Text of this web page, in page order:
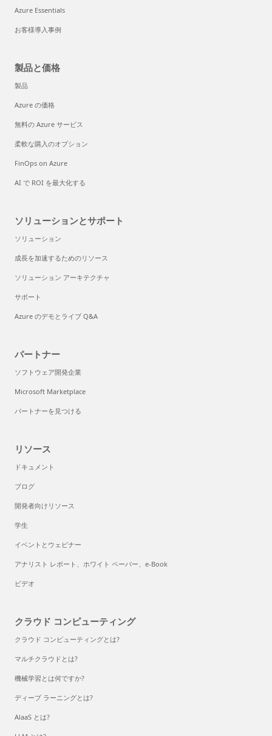
Azure Essentials
お客様導入事例
製品と価格
製品
Azure の価格
無料の Azure サービス
柔軟な購入のオプション
FinOps on Azure
AI で ROI を最大化する
ソリューションとサポート
ソリューション
成長を加速するためのリソース
ソリューション アーキテクチャ
サポート
Azure のデモとライブ Q&A
パートナー
ソフトウェア開発企業
Microsoft Marketplace
パートナーを見つける
リソース
ドキュメント
ブログ
開発者向けリソース
学生
イベントとウェビナー
アナリスト レポート、ホワイト ペーパー、e-Book
ビデオ
クラウド コンピューティング
クラウド コンピューティングとは?
マルチクラウドとは?
機械学習とは何ですか?
ディープ ラーニングとは?
AlaaS とは?